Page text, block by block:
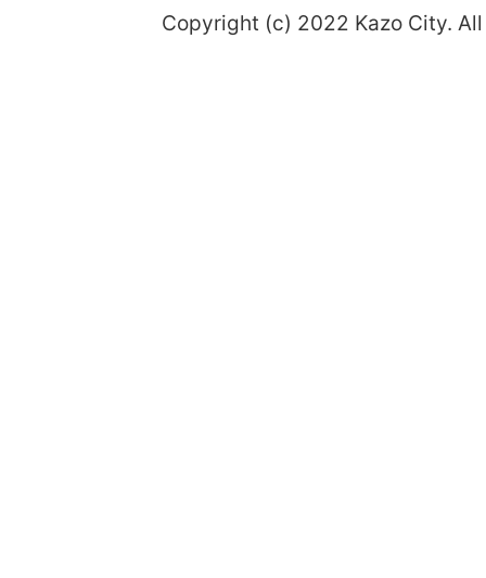
Copyright (c) 2022 Kazo City.